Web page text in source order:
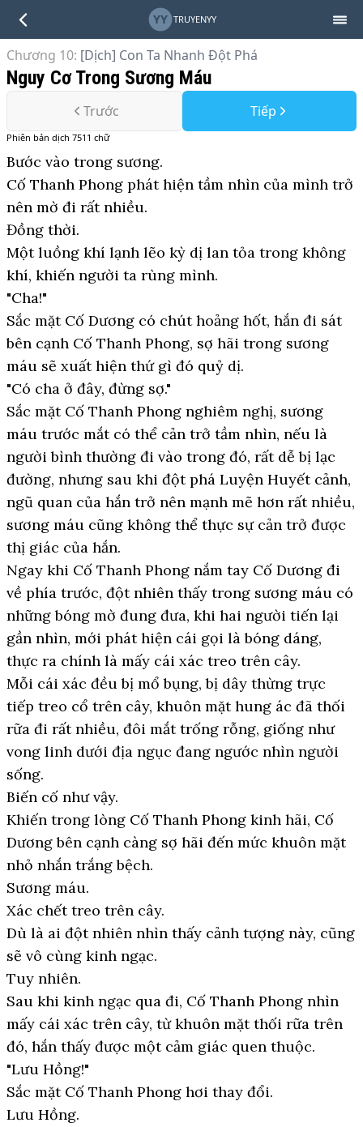
YY TRUYENYY
Chương 10: [Dịch] Con Ta Nhanh Đột Phá
Nguy Cơ Trong Sương Máu
Trước Tiếp
Phiên bản dịch 7511 chữ
Bước vào trong sương.
Cố Thanh Phong phát hiện tầm nhìn của mình trở
nên mờ đi rất nhiều.
Đồng thời.
Một luồng khí lạnh lẽo kỳ dị lan tỏa trong không
khí, khiến người ta rùng mình.
"Cha!"
Sắc mặt Cố Dương có chút hoảng hốt, hắn đi sát
bên cạnh Cố Thanh Phong, sợ hãi trong sương
máu sẽ xuất hiện thứ gì đó quỷ dị.
"Có cha ở đây, đừng sợ."
Sắc mặt Cố Thanh Phong nghiêm nghị, sương
máu trước mắt có thể cản trở tầm nhìn, nếu là
người bình thường đi vào trong đó, rất dễ bị lạc
đường, nhưng sau khi đột phá Luyện Huyết cảnh,
ngũ quan của hắn trở nên mạnh mẽ hơn rất nhiều,
sương máu cũng không thể thực sự cản trở được
thị giác của hắn.
Ngay khi Cố Thanh Phong nắm tay Cố Dương đi
về phía trước, đột nhiên thấy trong sương máu có
những bóng mờ đung đưa, khi hai người tiến lại
gần nhìn, mới phát hiện cái gọi là bóng dáng,
thực ra chính là mấy cái xác treo trên cây.
Mỗi cái xác đều bị mổ bụng, bị dây thừng trực
tiếp treo cổ trên cây, khuôn mặt hung ác đã thối
rữa đi rất nhiều, đôi mắt trống rỗng, giống như
vong linh dưới địa ngục đang ngước nhìn người
sống.
Biến cố như vậy.
Khiến trong lòng Cố Thanh Phong kinh hãi, Cố
Dương bên cạnh càng sợ hãi đến mức khuôn mặt
nhỏ nhắn trắng bệch.
Sương máu.
Xác chết treo trên cây.
Dù là ai đột nhiên nhìn thấy cảnh tượng này, cũng
sẽ vô cùng kinh ngạc.
Tuy nhiên.
Sau khi kinh ngạc qua đi, Cố Thanh Phong nhìn
mấy cái xác trên cây, từ khuôn mặt thối rữa trên
đó, hắn thấy được một cảm giác quen thuộc.
"Lưu Hồng!"
Sắc mặt Cố Thanh Phong hơi thay đổi.
Lưu Hồng.